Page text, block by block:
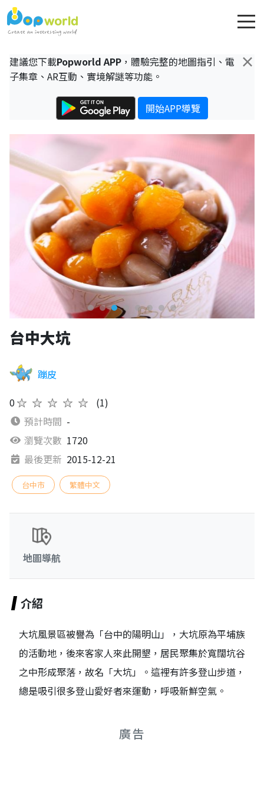
×
建議您下載Popworld APP ，體驗完整的地圖指引、電
子集章、AR互動、實境解謎等功能。
開始APP導覽
台中大坑
蹦皮
0★★★★★
(1)
預計時間 -
瀏覽次數 1720
最後更新 2015-12-21
台中市 繁體中文
地圖導航
介紹
大坑風景區被譽為「台中的陽明山」，大坑原為平埔族
的活動地，後來客家人來此開墾，居民聚集於寬闊坑谷
之中形成聚落，故名「大坑」。這裡有許多登山步道，
總是吸引很多登山愛好者來運動，呼吸新鮮空氣。
廣告